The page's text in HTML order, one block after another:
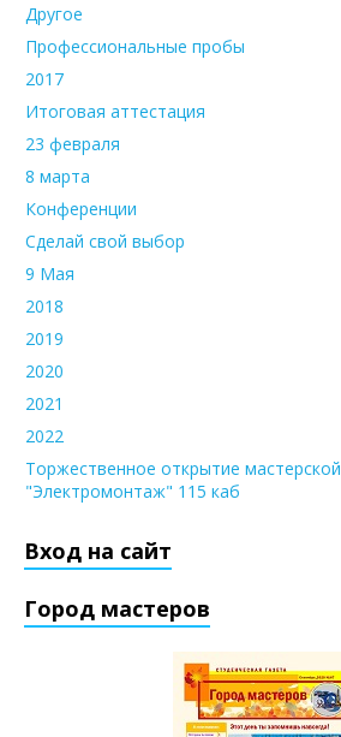
Другое
Профессиональные пробы
2017
Итоговая аттестация
23 февраля
8 марта
Конференции
Сделай свой выбор
9 Мая
2018
2019
2020
2021
2022
Торжественное открытие мастерской
"Электромонтаж" 115 каб
Вход на сайт
Город мастеров